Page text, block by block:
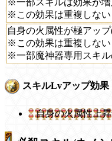
※この効果は重複しない
自身の火属性が極アップ
※この効果は重複しない
※一部魔神器専用スキ
スキルLvアップ効果
自身の火属性上